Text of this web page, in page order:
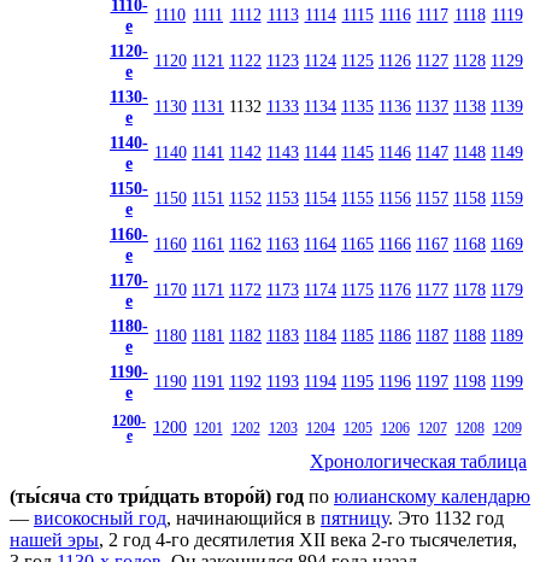
1110-
е
1110 1111 1112 1113 1114 1115 1116 1117 1118 1119
1120-
е
1120 1121 1122 1123 1124 1125 1126 1127 1128 1129
1130-
е
1130 1131 1132 1133 1134 1135 1136 1137 1138 1139
1140-
е
1140 1141 1142 1143 1144 1145 1146 1147 1148 1149
1150-
е
1150 1151 1152 1153 1154 1155 1156 1157 1158 1159
1160-
е
1160 1161 1162 1163 1164 1165 1166 1167 1168 1169
1170-
е
1170 1171 1172 1173 1174 1175 1176 1177 1178 1179
1180-
е
1180 1181 1182 1183 1184 1185 1186 1187 1188 1189
1190-
е
1190 1191 1192 1193 1194 1195 1196 1197 1198 1199
1200-
е
1200 1201 1202 1203 1204 1205 1206 1207 1208 1209
Хронологическая таблица
(ты́сяча сто три́дцать второ́й) год по юлианскому календарю
— високосный год, начинающийся в пятницу. Это 1132 год
нашей эры, 2 год 4-го десятилетия XII века 2-го тысячелетия,